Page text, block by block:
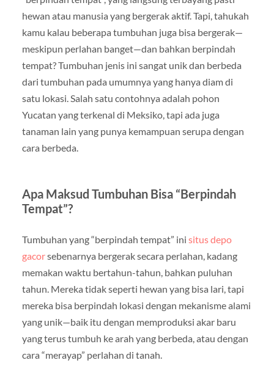
hewan atau manusia yang bergerak aktif. Tapi, tahukah
kamu kalau beberapa tumbuhan juga bisa bergerak—
meskipun perlahan banget—dan bahkan berpindah
tempat? Tumbuhan jenis ini sangat unik dan berbeda
dari tumbuhan pada umumnya yang hanya diam di
satu lokasi. Salah satu contohnya adalah pohon
Yucatan yang terkenal di Meksiko, tapi ada juga
tanaman lain yang punya kemampuan serupa dengan
cara berbeda.
Apa Maksud Tumbuhan Bisa “Berpindah
Tempat”?
Tumbuhan yang “berpindah tempat” ini situs depo
gacorsebenarnya bergerak secara perlahan, kadang
memakan waktu bertahun-tahun, bahkan puluhan
tahun. Mereka tidak seperti hewan yang bisa lari, tapi
mereka bisa berpindah lokasi dengan mekanisme alami
yang unik—baik itu dengan memproduksi akar baru
yang terus tumbuh ke arah yang berbeda, atau dengan
cara “merayap” perlahan di tanah.